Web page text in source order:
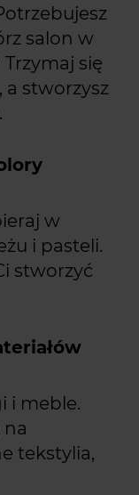
salon w
się
stworzysz
w
i pasteli.
stworzyć
i meble.
na
tekstylia,